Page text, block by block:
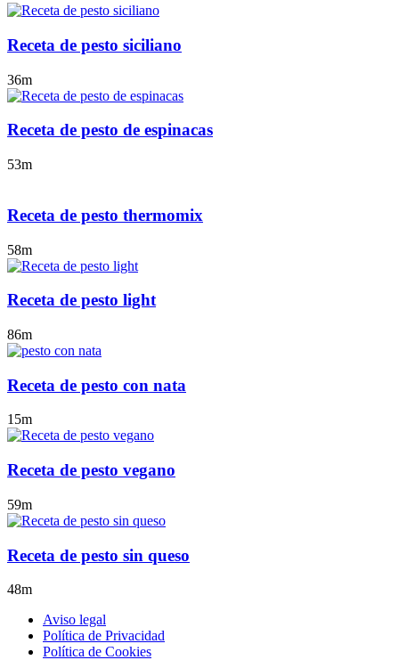
Receta de pesto siciliano
36m
Receta de pesto de espinacas
53m
Receta de pesto thermomix
58m
Receta de pesto light
86m
Receta de pesto con nata
15m
Receta de pesto vegano
59m
Receta de pesto sin queso
48m
Aviso legal
Política de Privacidad
Política de Cookies